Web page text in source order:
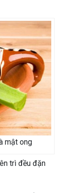
mật ong
trì đều đặn